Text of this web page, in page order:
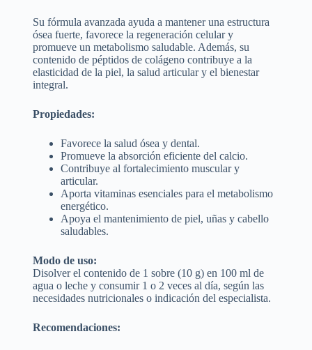
Su fórmula avanzada ayuda a mantener una estructura
ósea fuerte, favorece la regeneración celular y
promueve un metabolismo saludable. Además, su
contenido de péptidos de colágeno contribuye a la
elasticidad de la piel, la salud articular y el bienestar
integral.
Propiedades:
Favorece la salud ósea y dental.
Promueve la absorción eficiente del calcio.
Contribuye al fortalecimiento muscular y
articular.
Aporta vitaminas esenciales para el metabolismo
energético.
Apoya el mantenimiento de piel, uñas y cabello
saludables.
Modo de uso:
Disolver el contenido de 1 sobre (10 g) en 100 ml de
agua o leche y consumir 1 o 2 veces al día, según las
necesidades nutricionales o indicación del especialista.
Recomendaciones: